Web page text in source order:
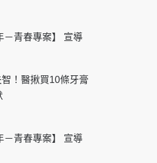
－青春專案】 宣導
！醫揪買10條牙膏
－青春專案】 宣導